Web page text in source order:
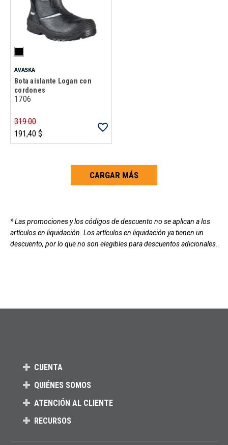
AVASKA
Bota aislante Logan con
cordones
1706
319.00
191,40 $
CARGAR MÁS
Carga más productos. El lector de pantalla anunciará cuando se hayan
* Las promociones y los códigos de descuento no se aplican a los
artículos en liquidación. Los artículos en liquidación ya tienen un
descuento, por lo que no son elegibles para descuentos adicionales.
CUENTA
QUIÉNES SOMOS
ATENCIÓN AL CLIENTE
RECURSOS